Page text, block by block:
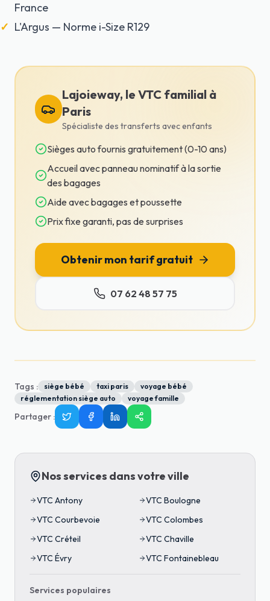
France
L'Argus — Norme i-Size R129
Lajoieway, le VTC familial à
Paris
Spécialiste des transferts avec enfants
Sièges auto fournis gratuitement (0-10 ans)
Accueil avec panneau nominatif à la sortie
des bagages
Aide avec bagages et poussette
Prix fixe garanti, pas de surprises
Obtenir mon tarif gratuit
07 62 48 57 75
Tags : siège bébé taxi paris
voyage bébé
réglementation siège auto
voyage famille
Partager :
Nos services dans votre ville
VTC Antony VTC Boulogne
VTC Courbevoie VTC Colombes
VTC Créteil VTC Chaville
VTC Évry VTC Fontainebleau
Services populaires